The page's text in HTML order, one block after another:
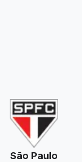
São Paulo